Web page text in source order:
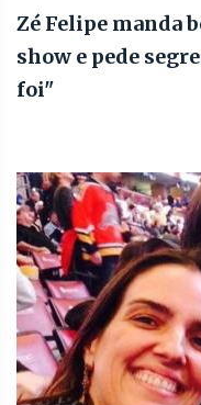
Zé Felipe manda
show e pede
foi"